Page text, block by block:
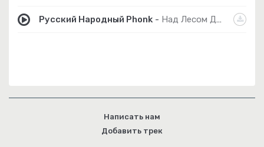
Русский Народный Phonk - Над Лесом Дым
Написать нам
Добавить трек